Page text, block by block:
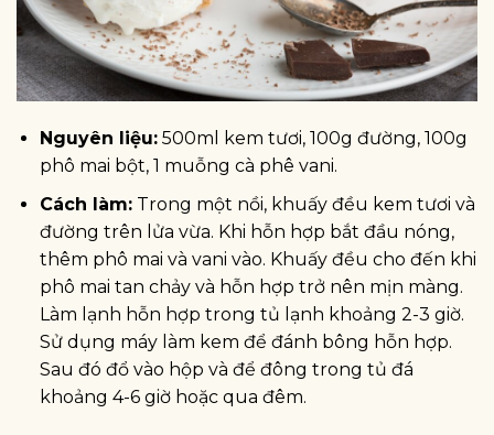
Nguyên liệu:500ml kem tươi, 100g đường, 100g
phô mai bột, 1 muỗng cà phê vani.
Cách làm:Trong một nồi, khuấy đều kem tươi và
đường trên lửa vừa. Khi hỗn hợp bắt đầu nóng,
thêm phô mai và vani vào. Khuấy đều cho đến khi
phô mai tan chảy và hỗn hợp trở nên mịn màng.
Làm lạnh hỗn hợp trong tủ lạnh khoảng 2-3 giờ.
Sử dụng máy làm kem để đánh bông hỗn hợp.
Sau đó đổ vào hộp và để đông trong tủ đá
khoảng 4-6 giờ hoặc qua đêm.